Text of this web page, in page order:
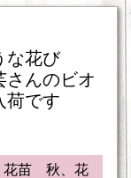
な花び
さんのビオ
荷です
花苗 秋、花